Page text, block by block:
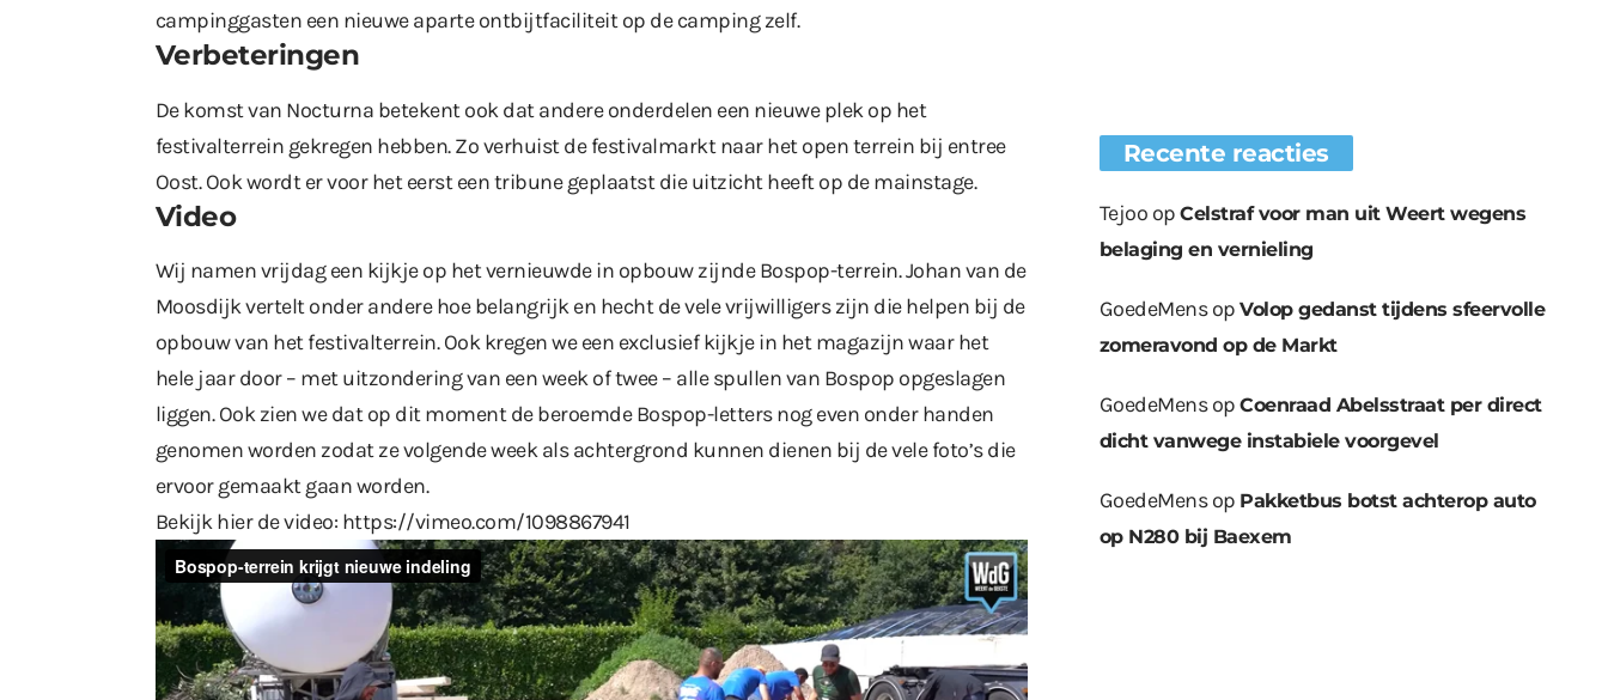
campinggasten een nieuwe aparte ontbijtfaciliteit op de camping zelf.
Verbeteringen
De komst van Nocturna betekent ook dat andere onderdelen een nieuwe plek op het
festivalterrein gekregen hebben. Zo verhuist de festivalmarkt naar het open terrein bij entree
Oost. Ook wordt er voor het eerst een tribune geplaatst die uitzicht heeft op de mainstage.
Video
Wij namen vrijdag een kijkje op het vernieuwde in opbouw zijnde Bospop-terrein. Johan van de
Moosdijk vertelt onder andere hoe belangrijk en hecht de vele vrijwilligers zijn die helpen bij de
opbouw van het festivalterrein. Ook kregen we een exclusief kijkje in het magazijn waar het
hele jaar door – met uitzondering van een week of twee – alle spullen van Bospop opgeslagen
liggen. Ook zien we dat op dit moment de beroemde Bospop-letters nog even onder handen
genomen worden zodat ze volgende week als achtergrond kunnen dienen bij de vele foto’s die
ervoor gemaakt gaan worden.
Bekijk hier de video: https://vimeo.com/1098867941
Recente reacties
Tejoo opCelstraf voor man uit Weert wegens
belaging en vernieling
GoedeMensopVolop gedanst tijdens sfeervolle
zomeravond op de Markt
GoedeMensopCoenraad Abelsstraat per direct
dicht vanwege instabiele voorgevel
GoedeMensop Pakketbus botst achterop auto
op N280 bij Baexem